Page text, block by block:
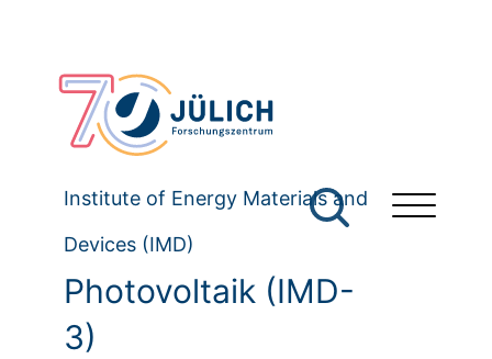
Institute of Energy Materials and
Devices (IMD)
Photovoltaik (IMD-
3)